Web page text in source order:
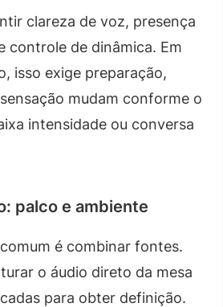
clareza de voz, presença
controle de dinâmica. Em
isso exige preparação,
mudam conforme o
intensidade ou conversa
palco e ambiente
é combinar fontes.
o áudio direto da mesa
para obter definição.